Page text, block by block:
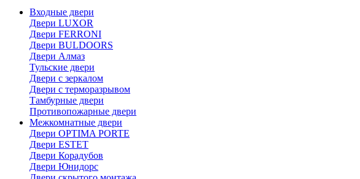
Входные двери
Двери LUXOR
Двери FERRONI
Двери BULDOORS
Двери Алмаз
Тульские двери
Двери с зеркалом
Двери с терморазрывом
Тамбурные двери
Противопожарные двери
Межкомнатные двери
Двери OPTIMA PORTE
Двери ESTET
Двери Корадубов
Двери Юнидорс